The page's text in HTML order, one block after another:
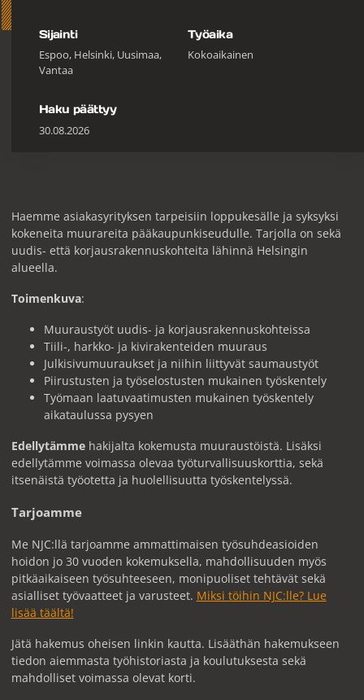
Haemme asiakasyrityksen tarpeisiin loppukesälle ja syksyksi
kokeneita muurareita pääkaupunkiseudulle. Tarjolla on sekä
uudis- että korjausrakennuskohteita lähinnä Helsingin
alueella.
Toimenkuva:
Muuraustyöt uudis- ja korjausrakennuskohteissa
Tiili-, harkko- ja kivirakenteiden muuraus
Julkisivumuuraukset ja niihin liittyvät saumaustyöt
Piirustusten ja työselostusten mukainen työskentely
Työmaan laatuvaatimusten mukainen työskentely
aikataulussa pysyen
Edellytämmehakijalta kokemusta muuraustöistä. Lisäksi
edellytämme voimassa olevaa työturvallisuuskorttia, sekä
itsenäistä työotetta ja huolellisuutta työskentelyssä.
Tarjoamme
Me NJC:llä tarjoamme ammattimaisen työsuhdeasioiden
hoidon jo 30 vuoden kokemuksella, mahdollisuuden myös
pitkäaikaiseen työsuhteeseen, monipuoliset tehtävät sekä
asialliset työvaatteet ja varusteet. Miksi töihin NJC:lle? Lue
lisää täältä!
Jätä hakemus oheisen linkin kautta. Lisääthän hakemukseen
tiedon aiemmasta työhistoriasta ja koulutuksesta sekä
mahdolliset voimassa olevat korti.
Sijainti
Espoo, Helsinki, Uusimaa,
Vantaa
Työaika
Kokoaikainen
Haku päättyy
30.08.2026